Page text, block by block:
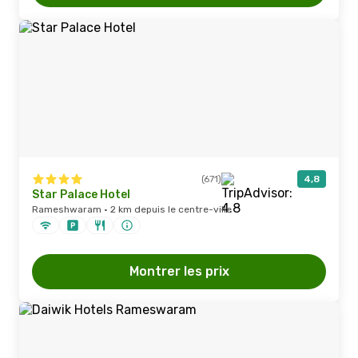
(671) 4,8
Star Palace Hotel
Rameshwaram · 2 km depuis le centre-ville
Montrer les prix